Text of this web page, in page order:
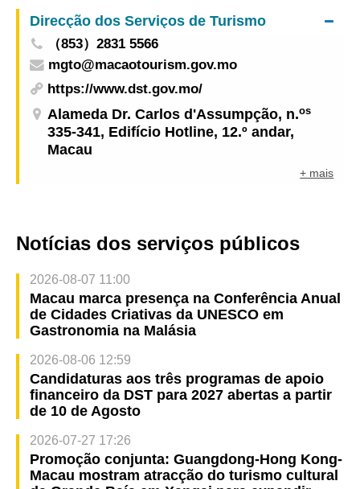
Direcção dos Serviços de Turismo
（853）2831 5566
mgto@macaotourism.gov.mo
https://www.dst.gov.mo/
Alameda Dr. Carlos d'Assumpção, n.os
335-341, Edifício Hotline, 12.º andar,
Macau
+ mais
Notícias dos serviços públicos
2026-08-07 11:00
Macau marca presença na Conferência Anual
de Cidades Criativas da UNESCO em
Gastronomia na Malásia
2026-08-06 12:59
Candidaturas aos três programas de apoio
financeiro da DST para 2027 abertas a partir
de 10 de Agosto
2026-07-27 17:26
Promoção conjunta: Guangdong-Hong Kong-
Macau mostram atracção do turismo cultural